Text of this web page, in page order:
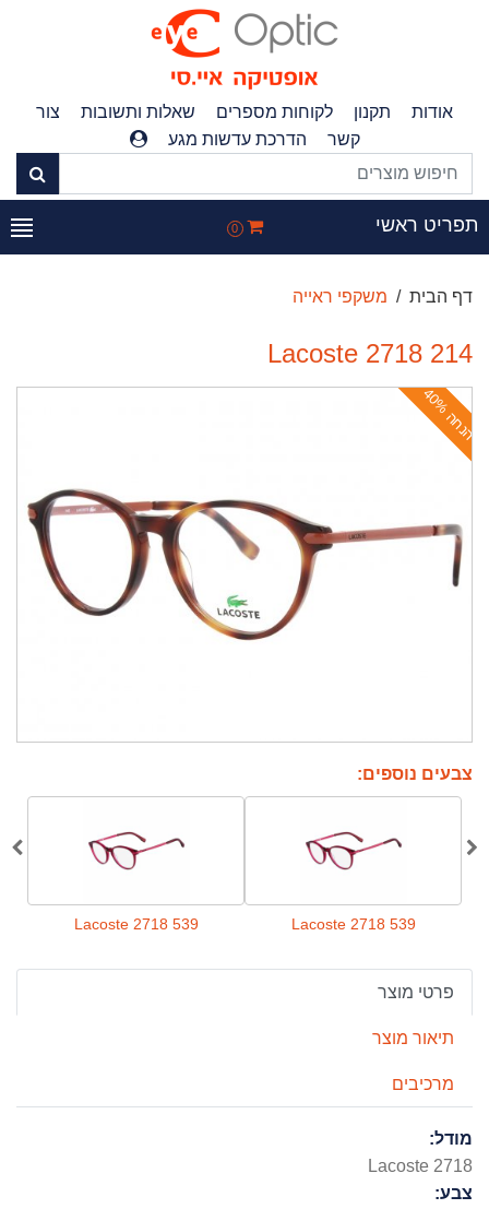
אודות תקנון לקוחות מספרים שאלות ותשובות
צור
קשר
הדרכת עדשות מגע
ראשי 0
דף הבית משקפי ראייה
Lacoste 2718 214
ה
נ
ח
ה
4
0
צבעים נוספים:
Lacoste 2718 539
Lacoste 2718 539
פרטי מוצר
תיאור מוצר
מרכיבים
מודל:
Lacoste 2718
צבע: